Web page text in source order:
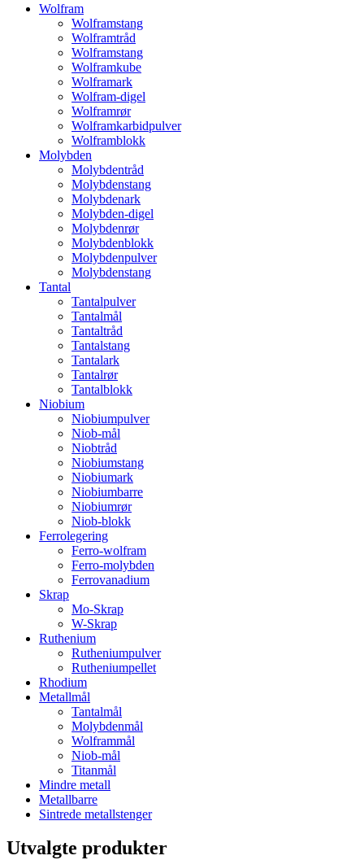
Wolfram
Wolframstang
Wolframtråd
Wolframstang
Wolframkube
Wolframark
Wolfram-digel
Wolframrør
Wolframkarbidpulver
Wolframblokk
Molybden
Molybdentråd
Molybdenstang
Molybdenark
Molybden-digel
Molybdenrør
Molybdenblokk
Molybdenpulver
Molybdenstang
Tantal
Tantalpulver
Tantalmål
Tantaltråd
Tantalstang
Tantalark
Tantalrør
Tantalblokk
Niobium
Niobiumpulver
Niob-mål
Niobtråd
Niobiumstang
Niobiumark
Niobiumbarre
Niobiumrør
Niob-blokk
Ferrolegering
Ferro-wolfram
Ferro-molybden
Ferrovanadium
Skrap
Mo-Skrap
W-Skrap
Ruthenium
Rutheniumpulver
Rutheniumpellet
Rhodium
Metallmål
Tantalmål
Molybdenmål
Wolframmål
Niob-mål
Titanmål
Mindre metall
Metallbarre
Sintrede metallstenger
Utvalgte produkter